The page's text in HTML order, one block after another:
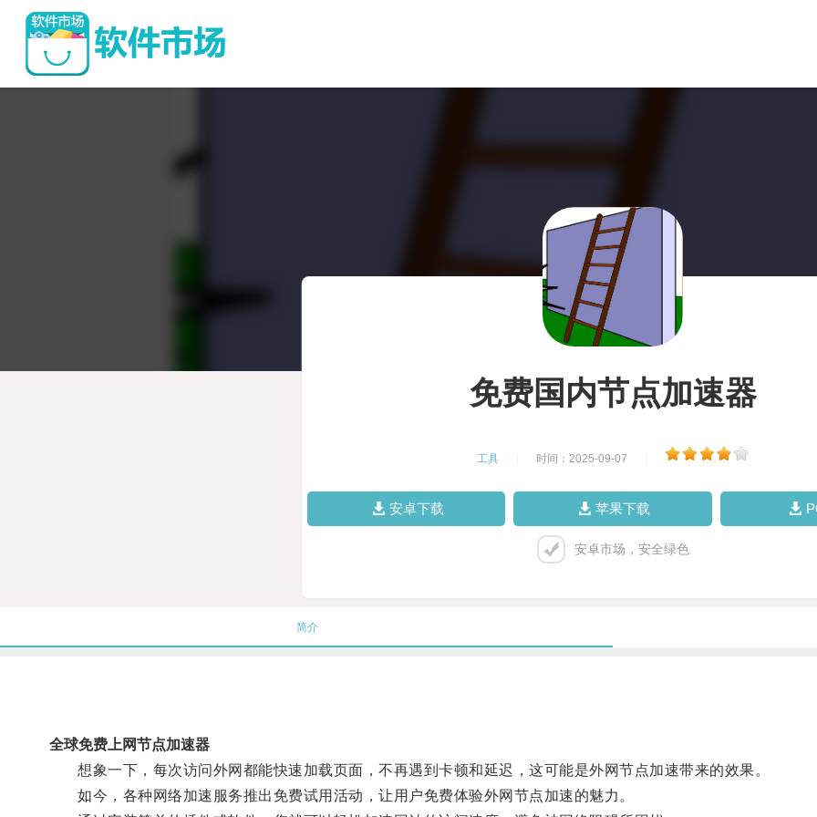
免费国内节点加速器
工具 时间：2025-09-07
安卓下载 苹果下载
安卓市场，安全绿色
简介
全球免费上网节点加速器
想象一下，每次访问外网都能快速加载页面，不再遇到卡顿和延迟，这可能是外网节点加速带来的效果。
如今，各种网络加速服务推出免费试用活动，让用户免费体验外网节点加速的魅力。